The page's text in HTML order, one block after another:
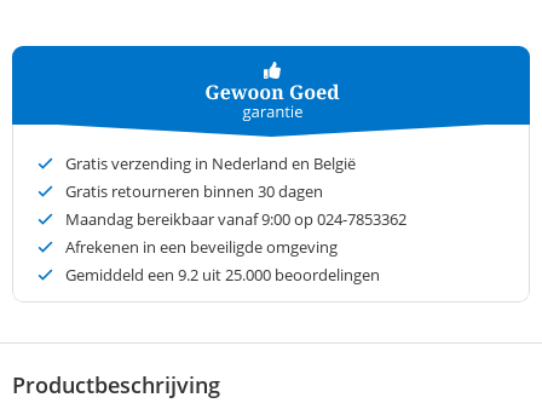
Gratis verzending in Nederland en België
Gratis retourneren binnen 30 dagen
Maandag bereikbaar vanaf 9:00 op 024-7853362
Afrekenen in een beveiligde omgeving
Gemiddeld een 9.2 uit 25.000 beoordelingen
Productbeschrijving